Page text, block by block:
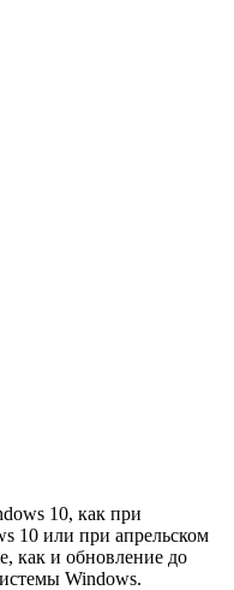
10, как при
10 или при апрельском
как и обновление до
Windows.